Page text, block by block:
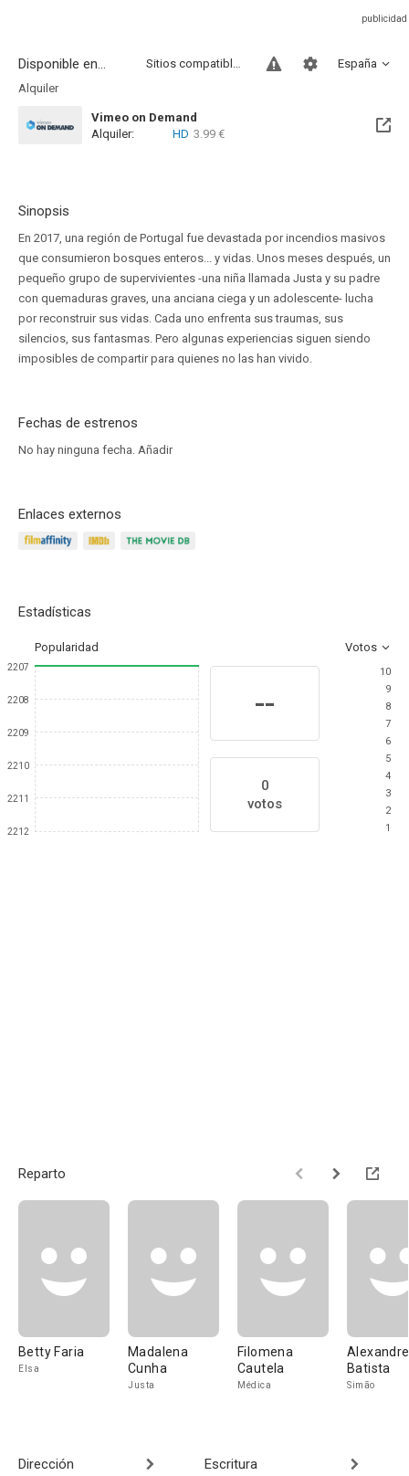
Disponible en... España
Sitios compatibles
Alquiler
Vimeo on Demand
Alquiler:
HD 3.99 €
Sinopsis
En 2017, una región de Portugal fue devastada por incendios masivos
que consumieron bosques enteros... y vidas. Unos meses después, un
pequeño grupo de supervivientes -una niña llamada Justa y su padre
con quemaduras graves, una anciana ciega y un adolescente- lucha
por reconstruir sus vidas. Cada uno enfrenta sus traumas, sus
silencios, sus fantasmas. Pero algunas experiencias siguen siendo
imposibles de compartir para quienes no las han vivido.
Fechas de estrenos
No hay ninguna fecha. Añadir
Enlaces externos
Estadísticas
Popularidad Votos
2207
2208
2209
2210
2211
2212
--
0
votos
10
9
8
7
6
5
4
3
2
1
Reparto
Betty Faria
Elsa
Madalena
Cunha
Justa
Filomena
Cautela
Médica
Alexandre
Batista
Simão
Dirección Escritura